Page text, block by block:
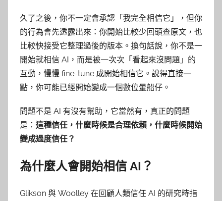
久了之後，你不一定會承認「我完全相信它」，但你
的行為會先透露出來：你開始比較少回頭查原文，也
比較快接受它整理過後的版本。換句話說，你不是一
開始就相信 AI，而是被一次次「看起來沒問題」的
互動，慢慢 fine-tune 成開始相信它。說得直接一
點，你可能已經開始變成一個數位暈船仔。
問題不是 AI 有沒有幫助，它當然有，真正的問題
是： 這種信任，什麼時候是合理依賴，什麼時候開始
變成過度信任？
為什麼人會開始相信 AI？
Glikson 與 Woolley 在回顧人類信任 AI 的研究時指